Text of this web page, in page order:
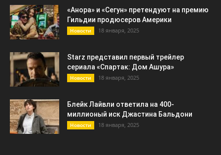
«Анора» и «Сегун» претендуют на премию
Гильдии продюсеров Америки
Новости 18 января, 2025
Starz представил первый трейлер
сериала «Спартак: Дом Ашура»
Новости 18 января, 2025
Блейк Лайвли ответила на 400-
миллионый иск Джастина Бальдони
Новости 18 января, 2025